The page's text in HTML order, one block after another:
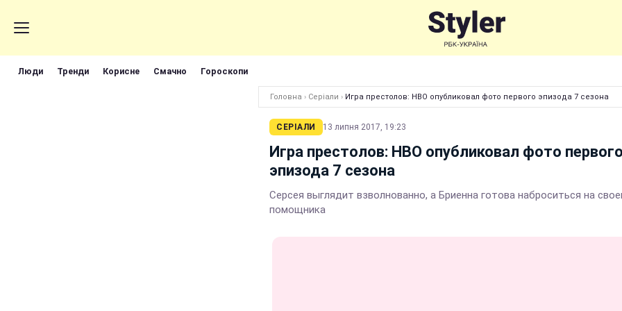
Люди Тренди Корисне Смачно Гороскопи
Головна › Серіали › Игра престолов: HBO опубликовал фото первого эпизода 7 сезона
СЕРІАЛИ 13 липня 2017, 19:23
Игра престолов: HBO опубликовал фото первого
эпизода 7 сезона
Серсея выглядит взволнованно, а Бриенна готова наброситься на
помощника